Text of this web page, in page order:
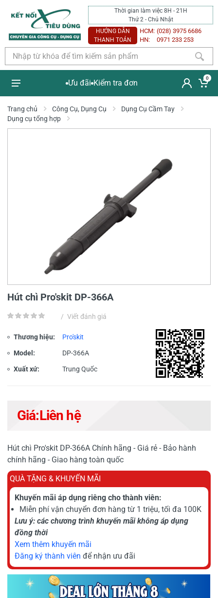
Thời gian làm việc 8H - 21H
Thứ 2 - Chủ Nhật
HƯỚNG DẪN
THANH TOÁN
HCM: (028) 3975 6686
HN:
0971 233 253
Ưu đãi Kiểm tra đơn
0
Trang chủ Công Cụ, Dụng Cụ
Dụng Cụ Cầm Tay
Dụng cụ tổng hợp
Hút chì Pro'skit DP-366A
/ Viết đánh giá
Thương hiệu: Pro'skit
Model: DP-366A
Xuất xứ: Trung Quốc
Giá:Liên hệ
Hút chì Pro'skit DP-366A Chính hãng - Giá rẻ - Bảo hành
chính hãng - Giao hàng toàn quốc
QUÀ TẶNG & KHUYẾN MÃI
Khuyến mãi áp dụng riêng cho thành viên:
Miễn phí vận chuyển đơn hàng từ 1 triệu, tối đa 100K
Lưu ý: các chương trình khuyến mãi không áp dụng
đồng thời
Xem thêm khuyến mãi
Đăng ký thành viên để nhận ưu đãi